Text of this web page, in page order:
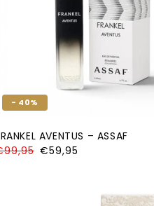
- 40%
AVENTUS – ASSAF
Aanbiedingsprijs
€59,95